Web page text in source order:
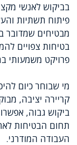
בביקוש לאנשי
פיתוח תשתיות
מבטיחים שמדובר
בטיחות צפויים
פרויקט משמעותי
מי שבוחר כיום
קריירה יציבה,
ביקוש גבוה,
תחום הבטיחות
העבודה המודרני.